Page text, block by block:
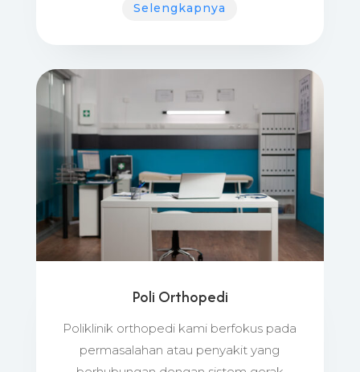
Selengkapnya
Poli Orthopedi
Poliklinik orthopedi kami berfokus pada
permasalahan atau penyakit yang